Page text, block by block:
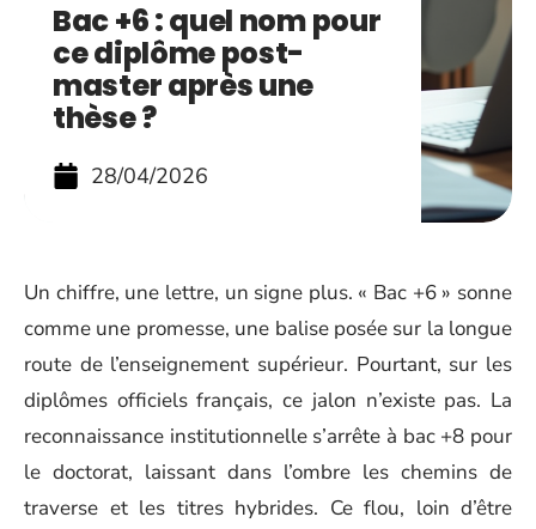
Bac +6 : quel nom pour
ce diplôme post-
master après une
thèse ?
28/04/2026
Un chiffre, une lettre, un signe plus. « Bac +6 » sonne
comme une promesse, une balise posée sur la longue
route de l’enseignement supérieur. Pourtant, sur les
diplômes officiels français, ce jalon n’existe pas. La
reconnaissance institutionnelle s’arrête à bac +8 pour
le doctorat, laissant dans l’ombre les chemins de
traverse et les titres hybrides. Ce flou, loin d’être